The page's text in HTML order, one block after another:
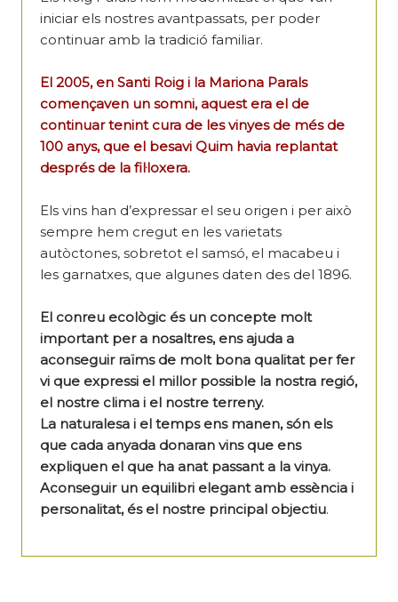
iniciar els nostres avantpassats, per poder
continuar amb la tradició familiar.
El 2005, en Santi Roig i la Mariona Parals
començaven un somni, aquest era el de
continuar tenint cura de les vinyes de més de
100 anys, que el besavi Quim havia replantat
després de la fil·loxera.
Els vins han d’expressar el seu origen i per això
sempre hem cregut en les varietats
autòctones, sobretot el samsó, el macabeu i
les garnatxes, que algunes daten des del 1896.
El conreu ecològic és un concepte molt
important per a nosaltres, ens ajuda a
aconseguir raïms de molt bona qualitat per fer
vi que expressi el millor possible la nostra regió,
el nostre clima i el nostre terreny.
La naturalesa i el temps ens manen, són els
que cada anyada donaran vins que ens
expliquen el que ha anat passant a la vinya.
Aconseguir un equilibri elegant amb essència i
personalitat, és el nostre principal objectiu.